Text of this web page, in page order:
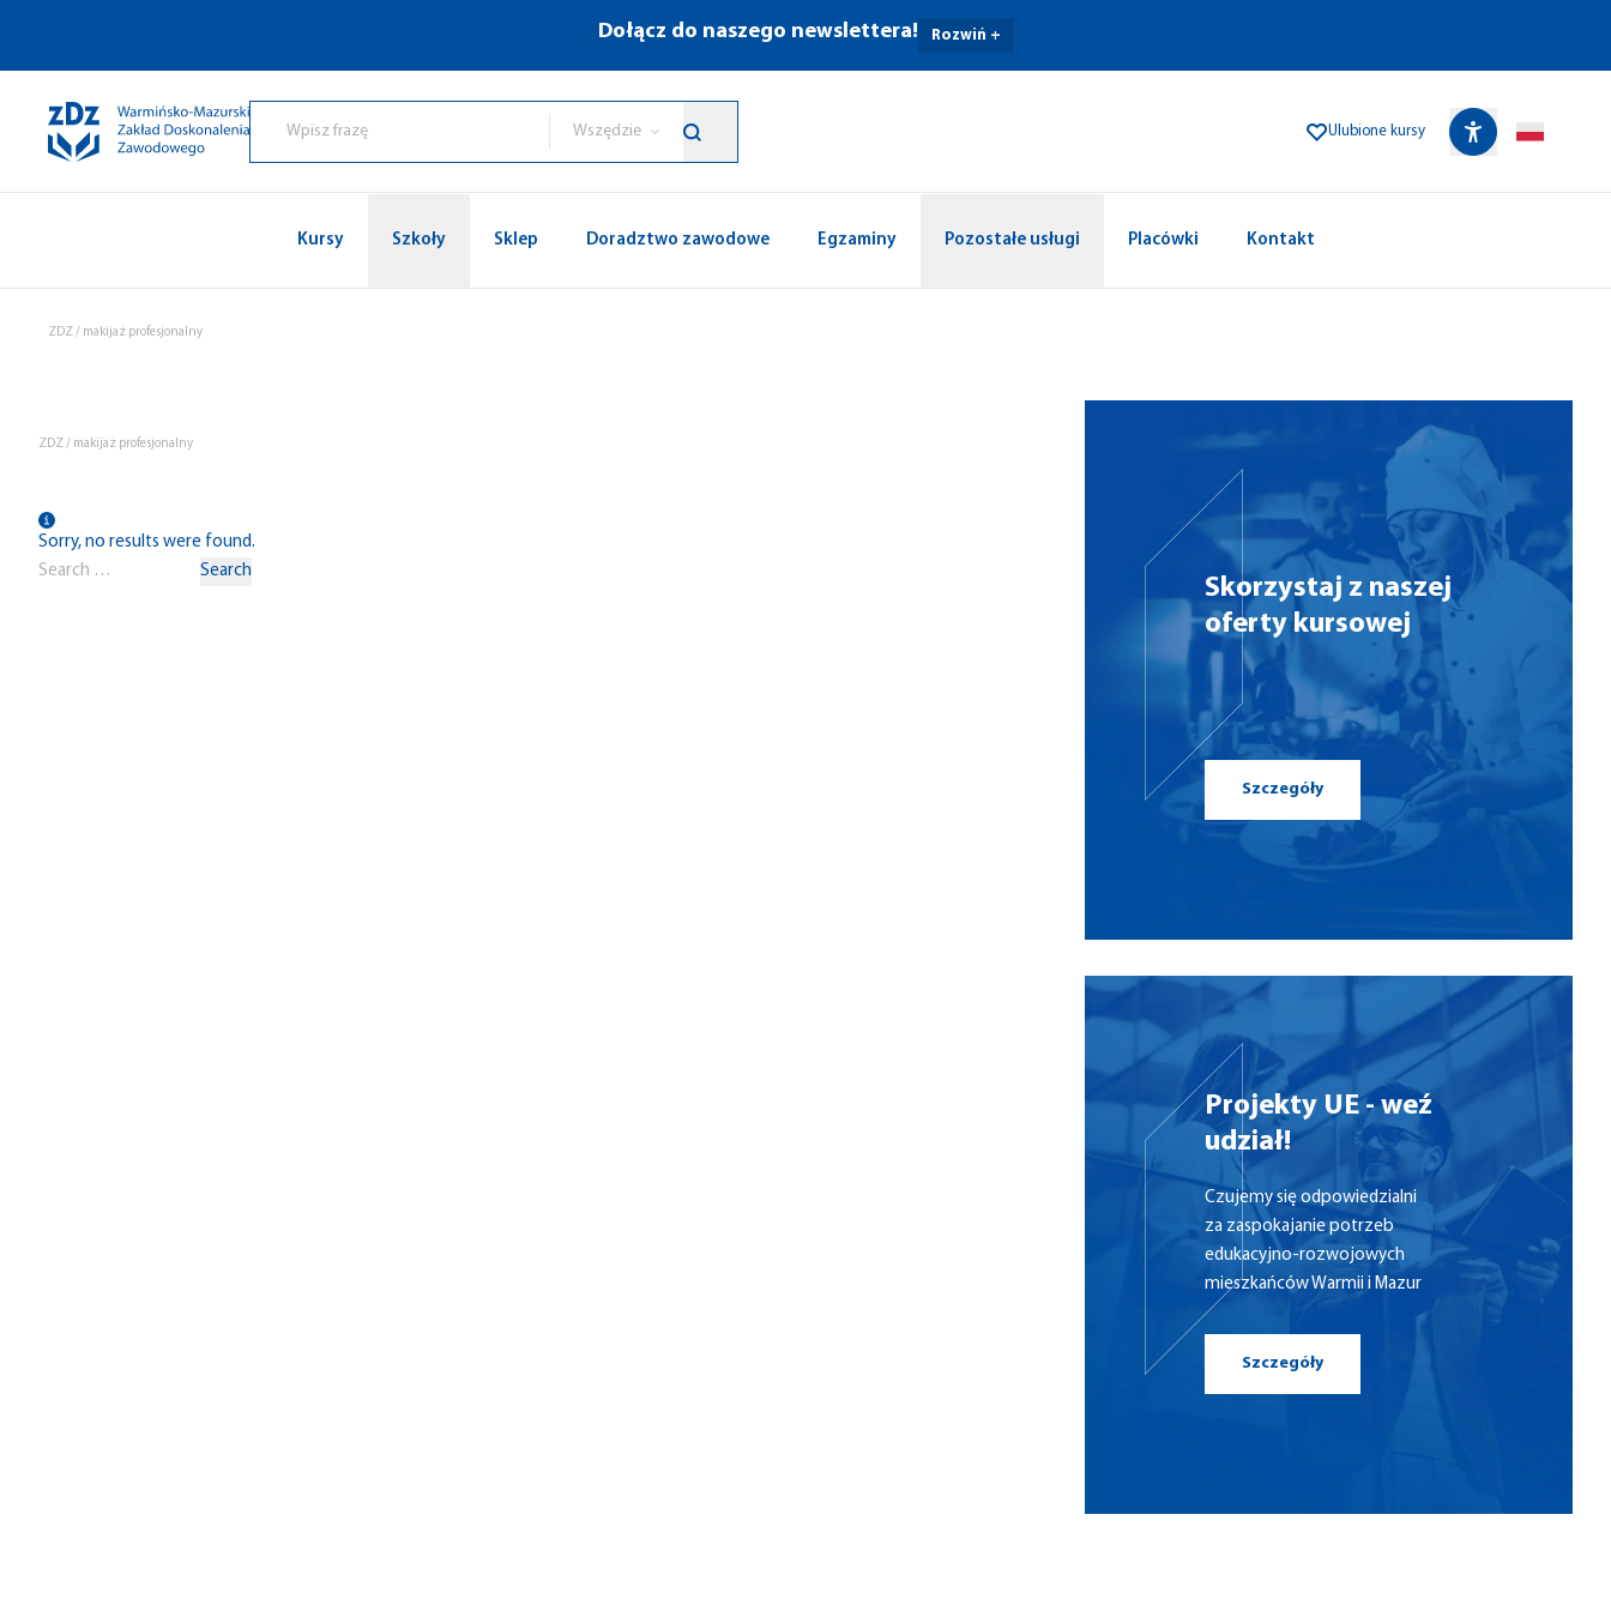
Dołącz do naszego newslettera! Rozwiń +
Wszędzie Ulubione kursy
Kursy Szkoły Sklep Doradztwo zawodowe Egzaminy Pozostałe usługi Placówki Kontakt
ZDZ/ makijaż profesjonalny
ZDZ/ makijaż profesjonalny
Sorry, no results were found.
Search for:
Search
Skorzystaj z naszej
oferty kursowej
Szczegóły
Projekty UE - weź
udział!
Czujemy się odpowiedzialni
za zaspokajanie potrzeb
edukacyjno-rozwojowych
mieszkańców Warmii i Mazur
Szczegóły